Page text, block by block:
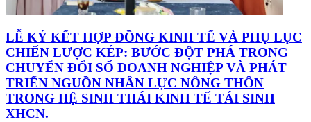
LỄ KÝ KẾT HỢP ĐỒNG KINH TẾ VÀ PHỤ LỤC
CHIẾN LƯỢC KÉP: BƯỚC ĐỘT PHÁ TRONG
CHUYỂN ĐỔI SỐ DOANH NGHIỆP VÀ PHÁT
TRIỂN NGUỒN NHÂN LỰC NÔNG THÔN
TRONG HỆ SINH THÁI KINH TẾ TÁI SINH
XHCN.